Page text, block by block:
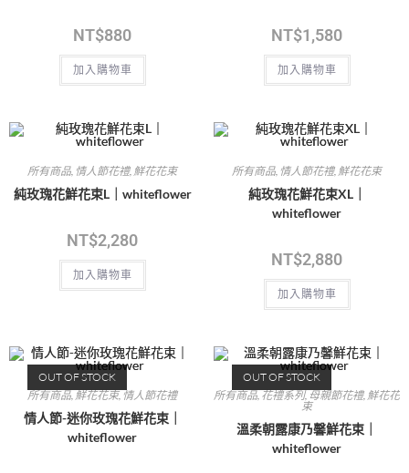
NT$880
加入購物車
NT$1,580
加入購物車
所有商品, 情人節花禮, 鮮花花束
純玫瑰花鮮花束L｜whiteflower
NT$2,280
加入購物車
所有商品, 情人節花禮, 鮮花花束
純玫瑰花鮮花束XL｜
whiteflower
NT$2,880
加入購物車
OUT OF STOCK
所有商品, 鮮花花束, 情人節花禮
情人節-迷你玫瑰花鮮花束｜
whiteflower
OUT OF STOCK
所有商品, 花禮系列, 母親節花禮, 鮮花花
束
溫柔朝露康乃馨鮮花束｜
whiteflower